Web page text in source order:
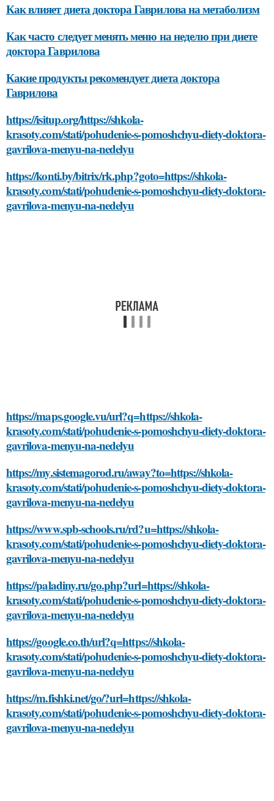
Как влияет диета доктора Гаврилова на метаболизм
Как часто следует менять меню на неделю при диете
доктора Гаврилова
Какие продукты рекомендует диета доктора
Гаврилова
https://isitup.org/https://shkola-
krasoty.com/stati/pohudenie-s-pomoshchyu-diety-doktora-
gavrilova-menyu-na-nedelyu
https://konti.by/bitrix/rk.php?goto=https://shkola-
krasoty.com/stati/pohudenie-s-pomoshchyu-diety-doktora-
gavrilova-menyu-na-nedelyu
https://maps.google.vu/url?q=https://shkola-
krasoty.com/stati/pohudenie-s-pomoshchyu-diety-doktora-
gavrilova-menyu-na-nedelyu
https://my.sistemagorod.ru/away?to=https://shkola-
krasoty.com/stati/pohudenie-s-pomoshchyu-diety-doktora-
gavrilova-menyu-na-nedelyu
https://www.spb-schools.ru/rd?u=https://shkola-
krasoty.com/stati/pohudenie-s-pomoshchyu-diety-doktora-
gavrilova-menyu-na-nedelyu
https://paladiny.ru/go.php?url=https://shkola-
krasoty.com/stati/pohudenie-s-pomoshchyu-diety-doktora-
gavrilova-menyu-na-nedelyu
https://google.co.th/url?q=https://shkola-
krasoty.com/stati/pohudenie-s-pomoshchyu-diety-doktora-
gavrilova-menyu-na-nedelyu
https://m.fishki.net/go/?url=https://shkola-
krasoty.com/stati/pohudenie-s-pomoshchyu-diety-doktora-
gavrilova-menyu-na-nedelyu